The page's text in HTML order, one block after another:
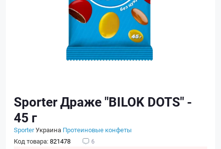
Sporter Драже "BILOK DOTS" -
45 г
SporterУкраина Протеиновые конфеты
Код товара:821478 6